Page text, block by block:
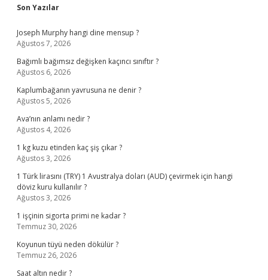
Sidebar
Son Yazılar
Joseph Murphy hangi dine mensup ?
Ağustos 7, 2026
Bağımlı bağımsız değişken kaçıncı sınıftır ?
Ağustos 6, 2026
Kaplumbağanın yavrusuna ne denir ?
Ağustos 5, 2026
Ava’nın anlamı nedir ?
Ağustos 4, 2026
1 kg kuzu etinden kaç şiş çıkar ?
Ağustos 3, 2026
1 Türk lirasını (TRY) 1 Avustralya doları (AUD) çevirmek için hangi
döviz kuru kullanılır ?
Ağustos 3, 2026
1 işçinin sigorta primi ne kadar ?
Temmuz 30, 2026
Koyunun tüyü neden dökülür ?
Temmuz 26, 2026
Saat altın nedir ?